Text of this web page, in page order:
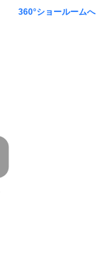
360°ショールームへ